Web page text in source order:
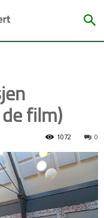
film)
0
1072